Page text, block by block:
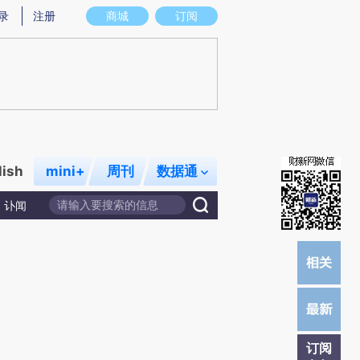
商城 订阅
注册
mini+ 周刊 数据通
讣闻
订阅